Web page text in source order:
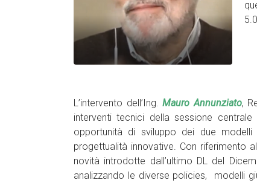
L’intervento dell’Ing.Mauro Annunziato,
interventi tecnici della sessione
opportunità di sviluppo dei due
progettualità innovative. Con riferimento
novità introdotte dall’ultimo DL del
analizzando le diverse policies, modelli